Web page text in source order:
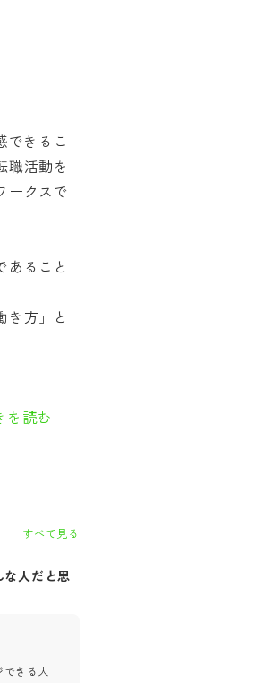
できるこ
職活動を
ークスで
あること
き方」と
を読む
すべて見る
な人だと思
できる人